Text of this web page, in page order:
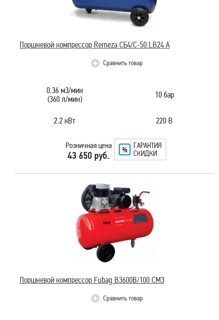
Поршневой компрессор Remeza СБ4/С-50.LB24 А
Сравнить товар
0.36 м3/мин
(360 л/мин)
10 бар
2.2 кВт 220 В
Розничная цена
43 650 руб.
ГАРАНТИЯ
СКИДКИ
Поршневой компрессор Fubag B3600B/100 СМ3
Сравнить товар